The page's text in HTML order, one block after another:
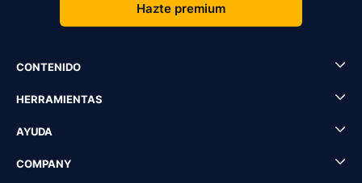
Hazte premium
CONTENIDO
HERRAMIENTAS
AYUDA
COMPANY